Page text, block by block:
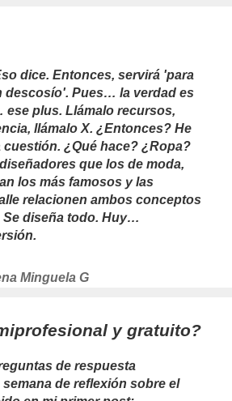
dice. Entonces, servirá 'para
descosío'. Pues… la verdad es
ese plus. Llámalo recursos,
llámalo X. ¿Entonces? He
cuestión. ¿Qué hace? ¿Ropa?
que los de moda,
los más famosos y las
relacionen ambos conceptos
Se diseña todo. Huy…
www.experimenta.es/author/
Minguela G
y gratuito?
de respuesta
de reflexión sobre el